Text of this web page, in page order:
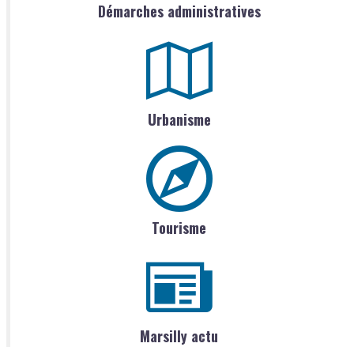
Démarches administratives
Urbanisme
Tourisme
Marsilly actu